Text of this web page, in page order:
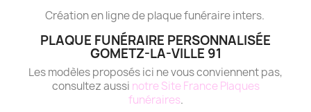
Création en ligne de plaque funéraire inters.
PLAQUE FUNÉRAIRE PERSONNALISÉE
GOMETZ-LA-VILLE 91
Les modèles proposés ici ne vous conviennent pas,
consultez aussi notre Site France Plaques
funéraires.